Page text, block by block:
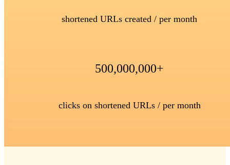
shortened URLs created / per month
500,000,000+
clicks on shortened URLs / per month